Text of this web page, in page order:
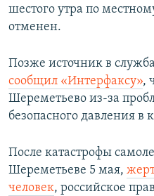
шестого утра по
отменен.
Позже источник в
сообщил «Интерфаксу»,
Шереметьево из-за
безопасного давления в
После катастрофы
Шереметьеве 5 мая,
человек, российское